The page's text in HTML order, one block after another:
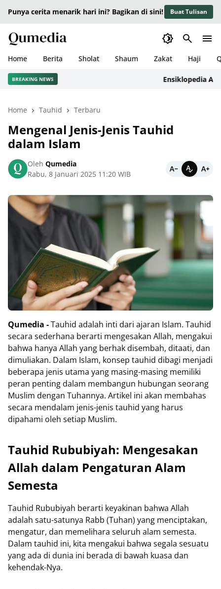
Punya cerita menarik hari ini? Bagikan di sini! Buat Tulisan
Home Berita Sholat Shaum Zakat Haji
BREAKING NEWS Ensiklopedia Adab
Home Tauhid Terbaru
Mengenal Jenis-Jenis Tauhid
dalam Islam
Oleh Qumedia
Rabu, 8 Januari 2025 11:20 WIB
Qumedia -Tauhid adalah inti dari ajaran Islam. Tauhid
secara sederhana berarti mengesakan Allah, mengakui
bahwa hanya Allah yang berhak disembah, ditaati, dan
dimuliakan. Dalam Islam, konsep tauhid dibagi menjadi
beberapa jenis utama yang masing-masing memiliki
peran penting dalam membangun hubungan seorang
Muslim dengan Tuhannya. Artikel ini akan membahas
secara mendalam jenis-jenis tauhid yang harus
dipahami oleh setiap Muslim.
Tauhid Rububiyah: Mengesakan
Allah dalam Pengaturan Alam
Semesta
Tauhid Rububiyah berarti keyakinan bahwa Allah
adalah satu-satunya Rabb (Tuhan) yang menciptakan,
mengatur, dan memelihara seluruh alam semesta.
Dalam tauhid ini, kita mengakui bahwa segala sesuatu
yang ada di dunia ini berada di bawah kuasa dan
kehendak-Nya.